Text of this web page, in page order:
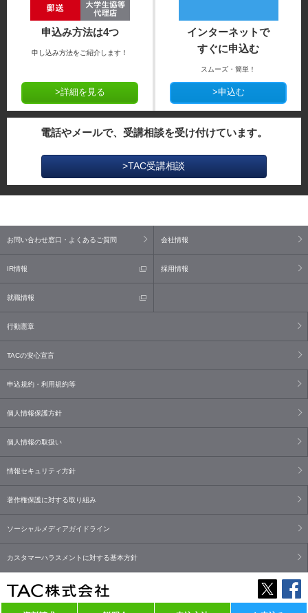
申込み方法は4つ
申し込み方法をご紹介します！
>詳細を見る
インターネットで
すぐに申込む
スムーズ・簡単！
>申込む
電話やメールで、受講相談を受け付けています。
>TAC受講相談
お問い合わせ窓口・よくあるご質問 会社情報
IR情報 採用情報
就職情報
行動憲章
TACの安心宣言
申込規約・利用規約等
個人情報保護方針
個人情報の取扱い
情報セキュリティ方針
著作権保護に対する取り組み
ソーシャルメディアガイドライン
カスタマーハラスメントに対する基本方針